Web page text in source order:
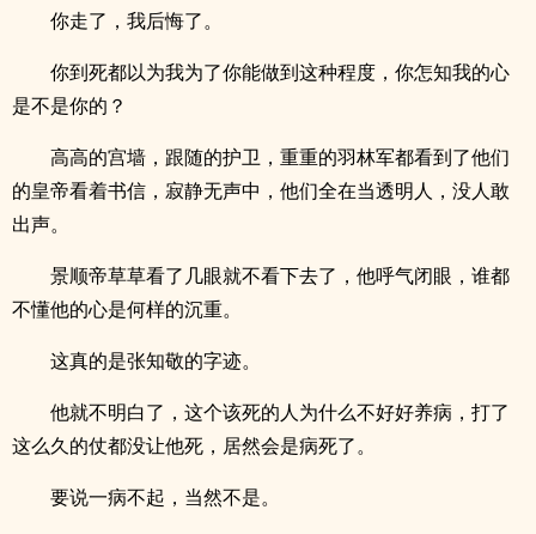
你走了，我后悔了。
你到死都以为我为了你能做到这种程度，你怎知我的心
是不是你的？
高高的宫墙，跟随的护卫，重重的羽林军都看到了他们
的皇帝看着书信，寂静无声中，他们全在当透明人，没人敢
出声。
景顺帝草草看了几眼就不看下去了，他呼气闭眼，谁都
不懂他的心是何样的沉重。
这真的是张知敬的字迹。
他就不明白了，这个该死的人为什么不好好养病，打了
这么久的仗都没让他死，居然会是病死了。
要说一病不起，当然不是。